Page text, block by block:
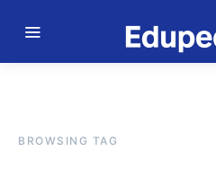
BROWSING TAG